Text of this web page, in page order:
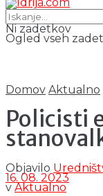
Ni zadetkov
Ogled vseh
Domov Aktualno
Policisti
Objavilo
16. 08. 2023
v Aktualno